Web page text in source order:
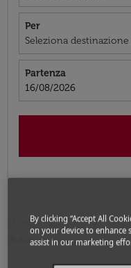
Per
Seleziona destinazione
Partenza
fc-booking-departure-
16/08/2026
Home Voli Voli
Buffalo
By clicking “Accept All
on your device to enhance
assist in our marketing